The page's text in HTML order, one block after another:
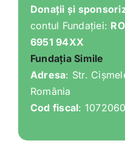
Donații și
contul Fundației:
6951 94XX
Fundația Simile
Adresa: Str.
România
Cod fiscal: